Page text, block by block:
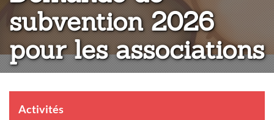
subvention 2026
pour les associations
Activités